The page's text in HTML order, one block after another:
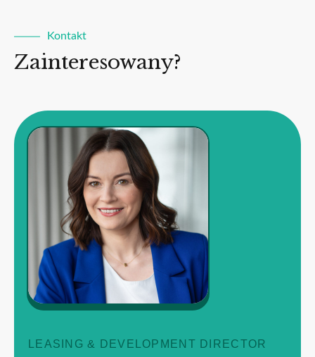
Kontakt
Zainteresowany?
LEASING & DEVELOPMENT DIRECTOR